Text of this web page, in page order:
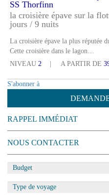
SS Thorfinn
la croisière épave sur la
jours / 9 nuits
La croisière épave la plus réputée
Cette croisière dans le lagon…
NIVEAU 2 A PARTIR DE
S'abonner à
RAPPEL IMMÉDIAT
NOUS CONTACTER